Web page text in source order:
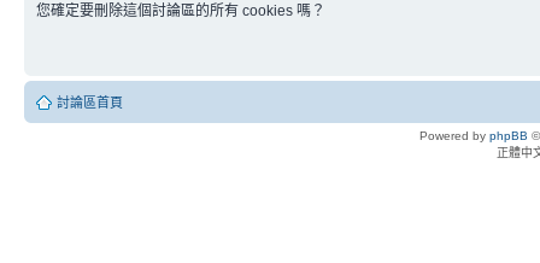
您確定要刪除這個討論區的所有 cookies 嗎？
討論區首頁
Powered by phpBB
正體中